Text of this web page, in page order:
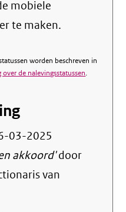
mobiele
te maken.
worden beschreven in
over de nalevingsstatussen.
03-2025
akkoord'door
van